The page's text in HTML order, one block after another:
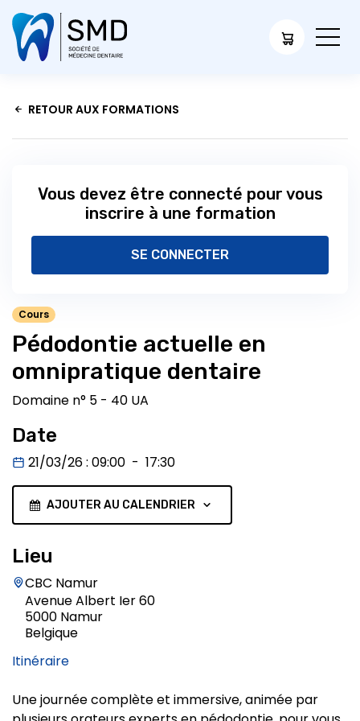
RETOUR AUX FORMATIONS
Vous devez être connecté pour vous
inscrire à une formation
SE CONNECTER
Cours
Pédodontie actuelle en
omnipratique dentaire
Domaine n° 5 - 40 UA
Date
21/03/26: 09:00 - 17:30
AJOUTER AU CALENDRIER
Lieu
CBC Namur
Avenue Albert Ier 60
5000 Namur
Belgique
Itinéraire
Une journée complète et immersive, animée par